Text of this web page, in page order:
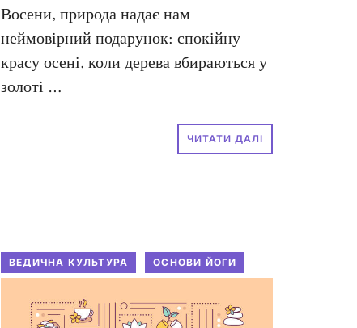
Восени, природа надає нам
неймовірний подарунок: спокійну
красу осені, коли дерева вбираються у
золоті …
ЧИТАТИ ДАЛІ
ВЕДИЧНА КУЛЬТУРА ОСНОВИ ЙОГИ